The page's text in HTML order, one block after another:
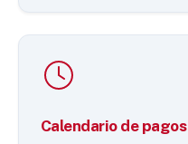
Calendario de pagos